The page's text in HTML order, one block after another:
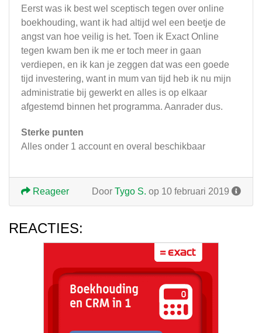
Eerst was ik best wel sceptisch tegen over online
boekhouding, want ik had altijd wel een beetje de
angst van hoe veilig is het. Toen ik Exact Online
tegen kwam ben ik me er toch meer in gaan
verdiepen, en ik kan je zeggen dat was een goede
tijd investering, want in mum van tijd heb ik nu mijn
administratie bij gewerkt en alles is op elkaar
afgestemd binnen het programma. Aanrader dus.
Sterke punten
Alles onder 1 account en overal beschikbaar
Door Tygo S. op 10 februari 2019
Reageer
REACTIES: